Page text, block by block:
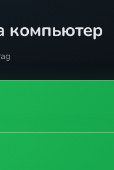
компьютер